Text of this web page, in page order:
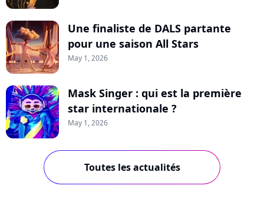
Une finaliste de DALS partante
pour une saison All Stars
May 1, 2026
Mask Singer : qui est la première
star internationale ?
May 1, 2026
Toutes les actualités